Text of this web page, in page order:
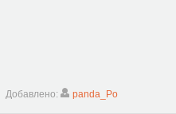
Добавлено: panda_Po